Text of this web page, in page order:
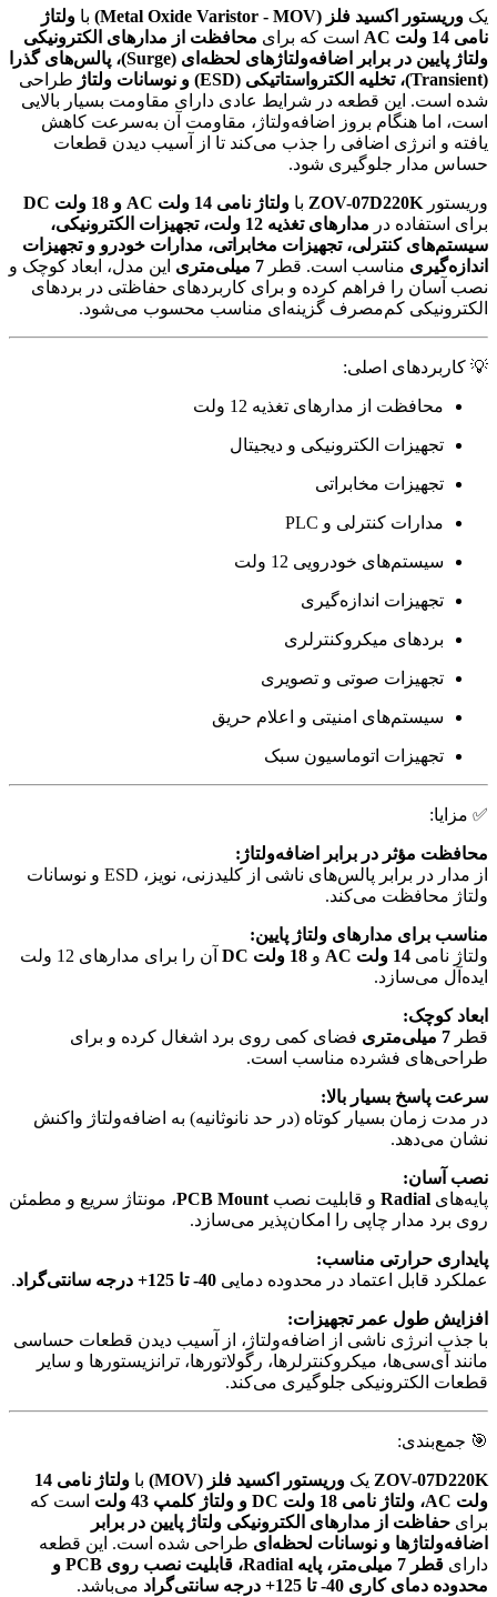
یک وریستور اکسید فلز (Metal Oxide Varistor - MOV) با ولتاژ
نامی 14 ولت AC
است که برای محافظت از مدارهای الکترونیکی
ولتاژ پایین در برابر اضافه‌ولتاژهای لحظه‌ای (Surge)، پالس‌های گذرا
(Transient)، تخلیه الکترواستاتیکی (ESD) و نوسانات ولتاژ
طراحی
شده است. این قطعه در شرایط عادی دارای مقاومت بسیار بالایی
است، اما هنگام بروز اضافه‌ولتاژ، مقاومت آن به‌سرعت کاهش
یافته و انرژی اضافی را جذب می‌کند تا از آسیب دیدن قطعات
حساس مدار جلوگیری شود.
وریستور ZOV-07D220K با ولتاژ نامی 14 ولت AC و 18 ولت DC
برای استفاده در
مدارهای تغذیه 12 ولت، تجهیزات الکترونیکی،
سیستم‌های کنترلی، تجهیزات مخابراتی، مدارات خودرو و تجهیزات
اندازه‌گیری مناسب است. قطر 7 میلی‌متری
این مدل، ابعاد کوچک و
نصب آسان را فراهم کرده و برای کاربردهای حفاظتی در بردهای
الکترونیکی کم‌مصرف گزینه‌ای مناسب محسوب می‌شود.
💡 کاربردهای اصلی:
محافظت از مدارهای تغذیه 12 ولت
تجهیزات الکترونیکی و دیجیتال
تجهیزات مخابراتی
مدارات کنترلی و PLC
سیستم‌های خودرویی 12 ولت
تجهیزات اندازه‌گیری
بردهای میکروکنترلری
تجهیزات صوتی و تصویری
سیستم‌های امنیتی و اعلام حریق
تجهیزات اتوماسیون سبک
✅ مزایا:
محافظت مؤثر در برابر اضافه‌ولتاژ:
از مدار در برابر پالس‌های ناشی از کلیدزنی، نویز، ESD و نوسانات
ولتاژ محافظت می‌کند.
مناسب برای مدارهای ولتاژ پایین:
ولتاژ نامی 14 ولت AC و 18 ولت DC
آن را برای مدارهای 12 ولت
ایده‌آل می‌سازد.
ابعاد کوچک:
قطر 7 میلی‌متری
فضای کمی روی برد اشغال کرده و برای
طراحی‌های فشرده مناسب است.
سرعت پاسخ بسیار بالا:
در مدت زمان بسیار کوتاه (در حد نانوثانیه) به اضافه‌ولتاژ واکنش
نشان می‌دهد.
نصب آسان:
پایه‌های Radial و قابلیت نصب PCB Mount، مونتاژ سریع و مطمئن
روی برد مدار چاپی را امکان‌پذیر می‌سازد.
پایداری حرارتی مناسب:
عملکرد قابل اعتماد در محدوده دمایی 40- تا 125+ درجه سانتی‌گراد .
افزایش طول عمر تجهیزات:
با جذب انرژی ناشی از اضافه‌ولتاژ، از آسیب دیدن قطعات حساسی
مانند آی‌سی‌ها، میکروکنترلرها، رگولاتورها، ترانزیستورها و سایر
قطعات الکترونیکی جلوگیری می‌کند.
🎯 جمع‌بندی:
ZOV-07D220K یک وریستور اکسید فلز (MOV) با
ولتاژ نامی 14
ولت AC، ولتاژ نامی 18 ولت DC و ولتاژ کلمپ 43 ولت
است که
برای حفاظت از مدارهای الکترونیکی ولتاژ پایین در برابر
اضافه‌ولتاژها و نوسانات لحظه‌ای طراحی شده است. این قطعه
دارای
قطر 7 میلی‌متر، پایه Radial، قابلیت نصب روی PCB و
محدوده دمای کاری 40- تا 125+ درجه سانتی‌گراد
می‌باشد.